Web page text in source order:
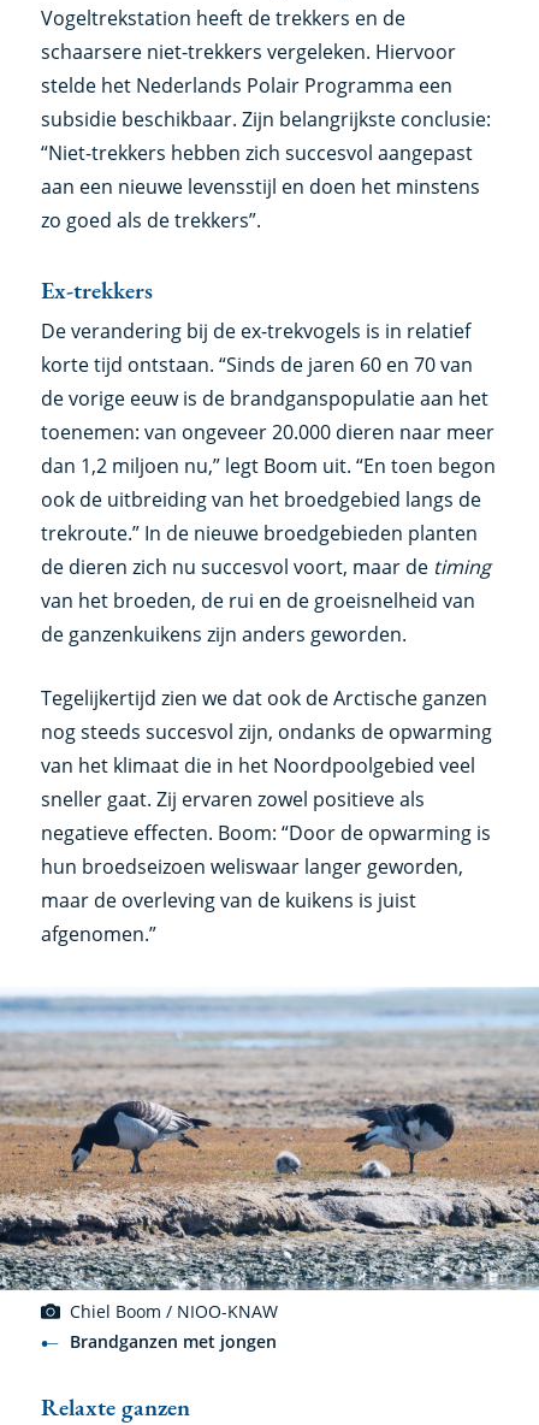
Vogeltrekstation heeft de trekkers en de
schaarsere niet-trekkers vergeleken. Hiervoor
stelde het Nederlands Polair Programma een
subsidie beschikbaar. Zijn belangrijkste conclusie:
“Niet-trekkers hebben zich succesvol aangepast
aan een nieuwe levensstijl en doen het minstens
zo goed als de trekkers”.
Ex-trekkers
De verandering bij de ex-trekvogels is in relatief
korte tijd ontstaan. “Sinds de jaren 60 en 70 van
de vorige eeuw is de brandganspopulatie aan het
toenemen: van ongeveer 20.000 dieren naar meer
dan 1,2 miljoen nu,” legt Boom uit. “En toen begon
ook de uitbreiding van het broedgebied langs de
trekroute.” In de nieuwe broedgebieden planten
de dieren zich nu succesvol voort, maar de timing
van het broeden, de rui en de groeisnelheid van
de ganzenkuikens zijn anders geworden.
Tegelijkertijd zien we dat ook de Arctische ganzen
nog steeds succesvol zijn, ondanks de opwarming
van het klimaat die in het Noordpoolgebied veel
sneller gaat. Zij ervaren zowel positieve als
negatieve effecten. Boom: “Door de opwarming is
hun broedseizoen weliswaar langer geworden,
maar de overleving van de kuikens is juist
afgenomen.”
Chiel Boom / NIOO-KNAW
Brandganzen met jongen
Relaxte ganzen